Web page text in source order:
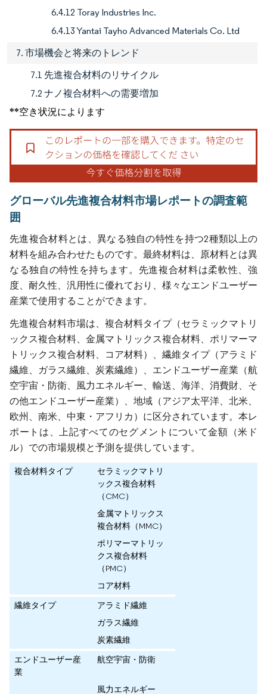
6.4.12 Toray Industries Inc.
6.4.13 Yantai Tayho Advanced Materials Co. Ltd
7. 市場機会と将来のトレンド
7.1 先進複合材料のリサイクル
7.2 ナノ複合材料への需要増加
**空き状況によります
グローバル先進複合材料市場レポートの調査範
囲
先進複合材料とは、異なる独自の特性を持つ2種類以上の
材料を組み合わせたものです。最終材料は、原材料とは異
なる独自の特性を持ちます。先進複合材料は柔軟性、強
度、耐久性、汎用性に優れており、様々なエンドユーザー
産業で使用することができます。
先進複合材料市場は、複合材料タイプ（セラミックマトリ
ックス複合材料、金属マトリックス複合材料、ポリマーマ
トリックス複合材料、コア材料）、繊維タイプ（アラミド
繊維、ガラス繊維、炭素繊維）、エンドユーザー産業（航
空宇宙・防衛、風力エネルギー、輸送、海洋、消費財、そ
の他エンドユーザー産業）、地域（アジア太平洋、北米、
欧州、南米、中東・アフリカ）に区分されています。本レ
ポートは、上記すべてのセグメントについて金額（米ド
ル）での市場規模と予測を提供しています。
複合材料タイプ
セラミックマトリ
ックス複合材料
（CMC）
金属マトリックス
複合材料（MMC）
ポリマーマトリッ
クス複合材料
（PMC）
コア材料
繊維タイプ
アラミド繊維
ガラス繊維
炭素繊維
エンドユーザー産
業
航空宇宙・防衛
風力エネルギー